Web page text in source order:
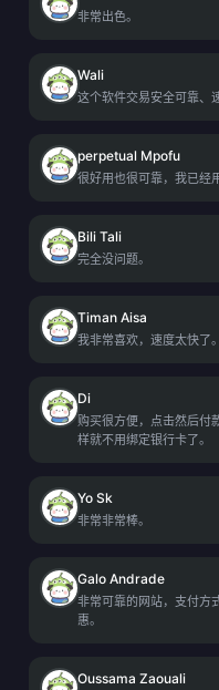
非常出色。
Wali
这个软件交易安全可靠、
perpetual Mpofu
很好用也很可靠，我已经
Bili Tali
完全没问题。
Timan Aisa
我非常喜欢，速度太快了
Di
购买很方便，点击然后付
样就不用绑定银行卡了。
Yo Sk
非常非常棒。
Galo Andrade
非常可靠的网站，支付方
惠。
Oussama Zaouali